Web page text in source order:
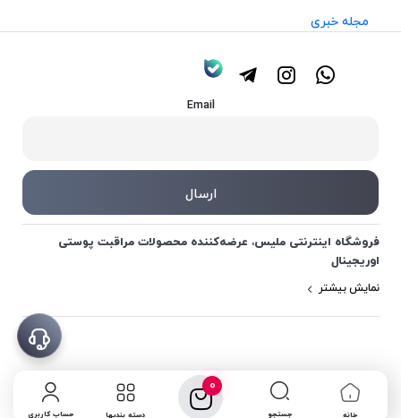
خانه جستجو
0
دسته بندیها حساب کاربری
مجله خبری
Email
فروشگاه اینترنتی ملیس، عرضه‌کننده محصولات مراقبت پوستی
اوریجینال
نمایش بیشتر